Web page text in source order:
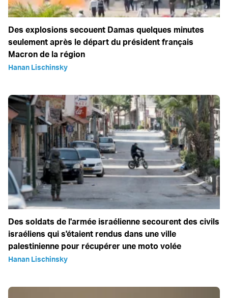
Des explosions secouent Damas quelques minutes
seulement après le départ du président français
Macron de la région
Hanan Lischinsky
Des soldats de l'armée israélienne secourent des civils
israéliens qui s'étaient rendus dans une ville
palestinienne pour récupérer une moto volée
Hanan Lischinsky